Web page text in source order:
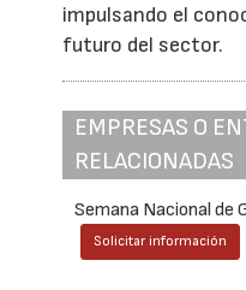
impulsando el
futuro del sector.
EMPRESAS O
RELACIONADAS
Semana Nacional de
Solicitar información